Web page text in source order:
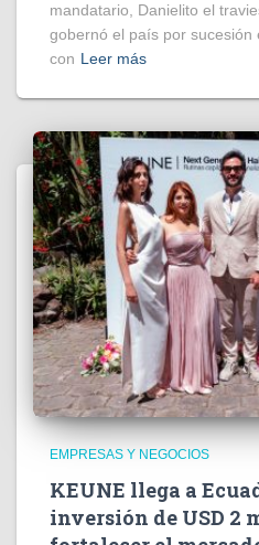
mandatario, Danielito el
gobernó el país por
con Leer más
EMPRESAS Y NEGOCIOS
KEUNE llega a
inversión de USD 2